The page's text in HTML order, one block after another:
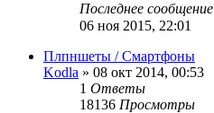
Последнее сообщение
06 ноя 2015, 22:01
Плпншеты / Смартфоны
Kodla » 08 окт 2014, 00:53
1 Ответы
18136 Просмотры